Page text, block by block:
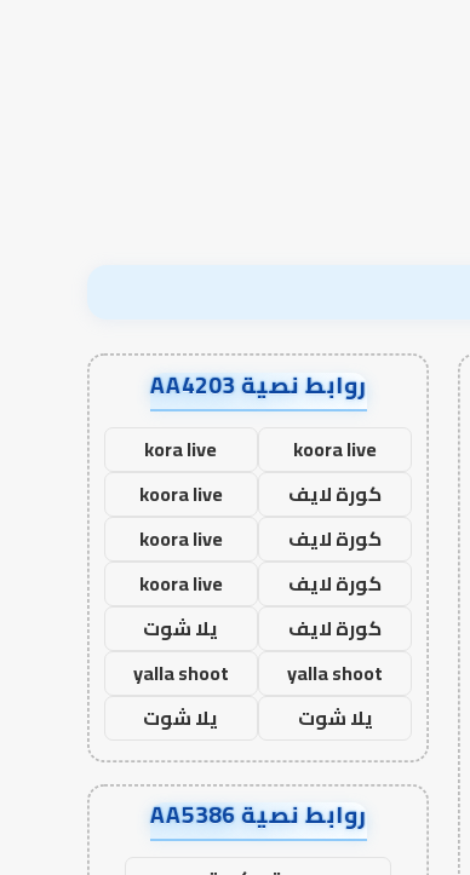
روابط نصية AA4203
koora live
kora live
كورة لايف
koora live
كورة لايف
koora live
كورة لايف
koora live
كورة لايف
يلا شوت
yalla shoot
yalla shoot
يلا شوت
يلا شوت
روابط نصية AA5386